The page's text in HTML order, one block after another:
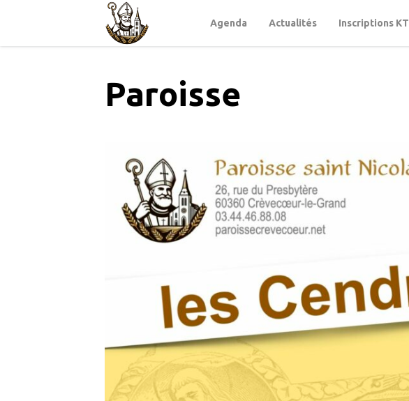
Agenda Actualités Inscriptions KT
Paroisse